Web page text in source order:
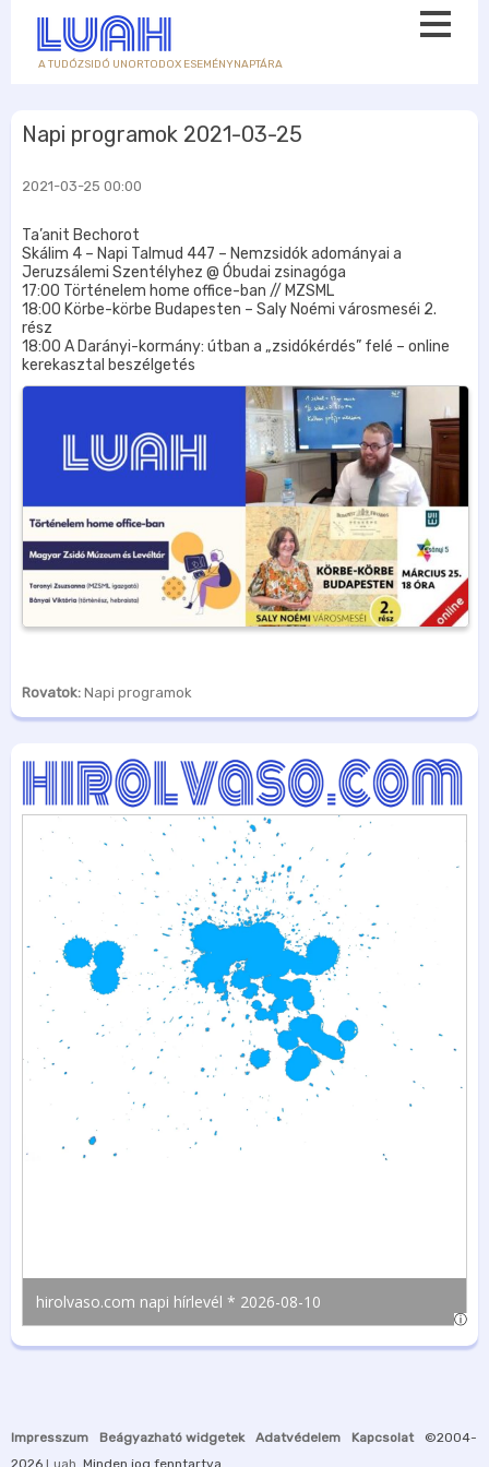
A TUDÓZSIDÓ UNORTODOX ESEMÉNYNAPTÁRA
Napi programok 2021-03-25
2021-03-25 00:00
Ta’anit Bechorot
Skálim 4 – Napi Talmud 447 – Nemzsidók adományai a
Jeruzsálemi Szentélyhez @ Óbudai zsinagóga
17:00 Történelem home office-ban // MZSML
18:00 Körbe-körbe Budapesten – Saly Noémi városmeséi 2.
rész
18:00 A Darányi-kormány: útban a „zsidókérdés” felé – online
kerekasztal beszélgetés
Rovatok: Napi programok
Impresszum Beágyazható widgetek Adatvédelem Kapcsolat
©2004-
2026 Luah . Minden jog fenntartva.